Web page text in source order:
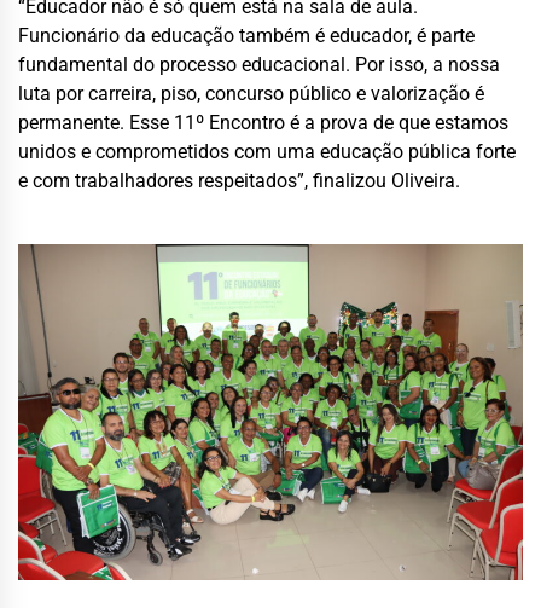
“Educador não é só quem está na sala de aula.
Funcionário da educação também é educador, é parte
fundamental do processo educacional. Por isso, a nossa
luta por carreira, piso, concurso público e valorização é
permanente. Esse 11º Encontro é a prova de que estamos
unidos e comprometidos com uma educação pública forte
e com trabalhadores respeitados”, finalizou Oliveira.